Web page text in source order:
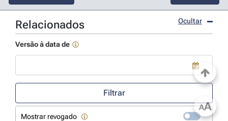
Relacionados Ocultar
Versão à data de
Use a tecla de seta para baixo para abrir o calendário; Use as
Filtrar
Mostrar revogado
AA